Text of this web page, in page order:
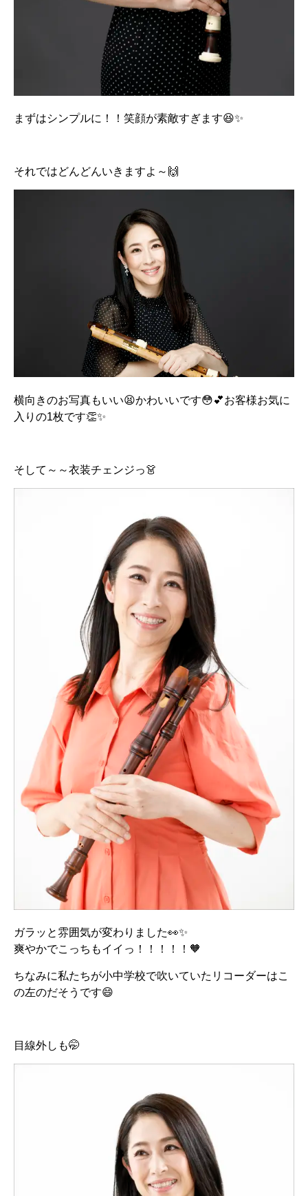
まずはシンプルに！！笑顔が素敵すぎます😆✨
それではどんどんいきますよ～🙌
横向きのお写真もいい😫かわいいです😳💕お客様お気に
入りの1枚です👏✨
そして～～衣装チェンジっ👗
ガラッと雰囲気が変わりました👀✨
爽やかでこっちもイイっ！！！！！🧡
ちなみに私たちが小中学校で吹いていたリコーダーはこ
の左のだそうです😄
目線外しも🤭